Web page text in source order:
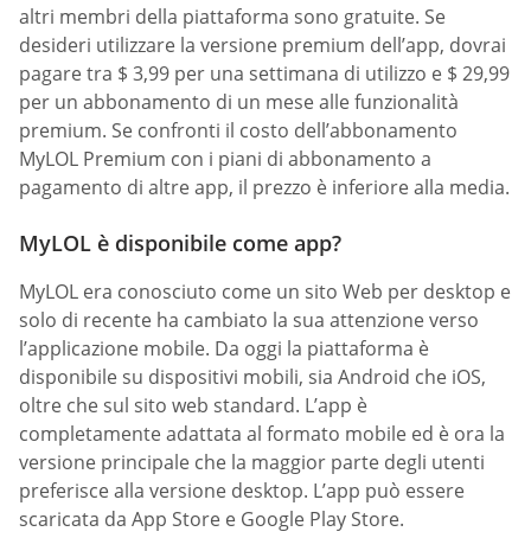
altri membri della piattaforma sono gratuite. Se
desideri utilizzare la versione premium dell’app, dovrai
pagare tra $ 3,99 per una settimana di utilizzo e $ 29,99
per un abbonamento di un mese alle funzionalità
premium. Se confronti il costo dell’abbonamento
MyLOL Premium con i piani di abbonamento a
pagamento di altre app, il prezzo è inferiore alla media.
MyLOL è disponibile come app?
MyLOL era conosciuto come un sito Web per desktop e
solo di recente ha cambiato la sua attenzione verso
l’applicazione mobile. Da oggi la piattaforma è
disponibile su dispositivi mobili, sia Android che iOS,
oltre che sul sito web standard. L’app è
completamente adattata al formato mobile ed è ora la
versione principale che la maggior parte degli utenti
preferisce alla versione desktop. L’app può essere
scaricata da App Store e Google Play Store.